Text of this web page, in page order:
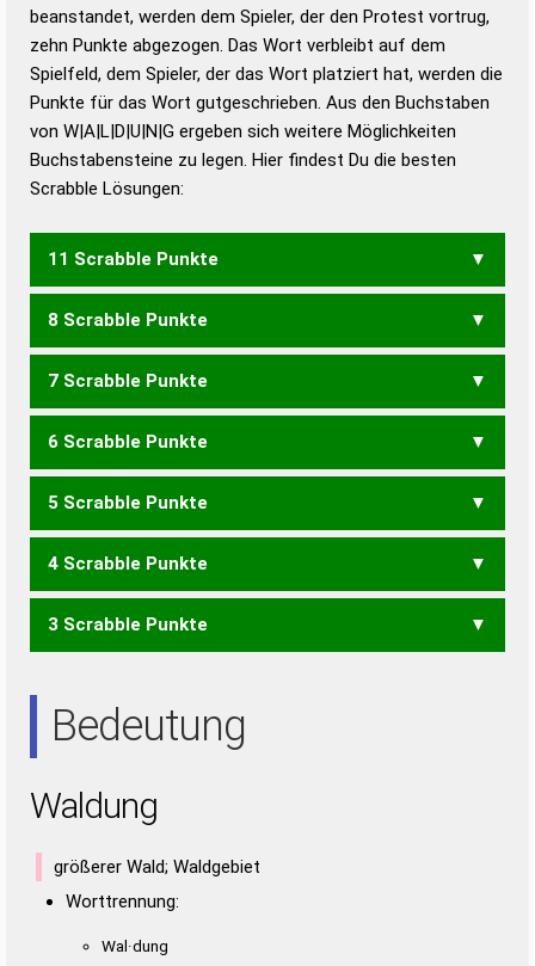
Duden – Standardwerk in 12 Bänden
Duden – Richtiges und gutes
Deutsch
Duden – Die deutsche Grammatik
Duden – Deutsches
beanstandet, werden dem Spieler, der den Protest vortrug,
zehn Punkte abgezogen. Das Wort verbleibt auf dem
Spielfeld, dem Spieler, der das Wort platziert hat, werden die
Punkte für das Wort gutgeschrieben. Aus den Buchstaben
von W|A|L|D|U|N|G ergeben sich weitere Möglichkeiten
Buchstabensteine zu legen. Hier findest Du die besten
Scrabble Lösungen:
11 Scrabble Punkte
WUNDLAG
8 Scrabble Punkte
WADLN LADUNG
7 Scrabble Punkte
WADL WLAN
6 Scrabble Punkte
WAG DAWN GAUL LANG
5 Scrabble Punkte
GAL LAG LUG WAD WAU
LUND ULAN
4 Scrabble Punkte
ALU AUL DAG GAU GNU
3 Scrabble Punkte
Bedeutung
Waldung
größerer Wald; Waldgebiet
Worttrennung:
Wal·dung